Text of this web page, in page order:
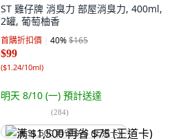
ST 雞仔牌 消臭力 部屋消臭力, 400ml,
2罐, 葡萄柚香
首購折扣價 40%$165
$99
($1.24/10ml)
明天 8/10 (一) 預計送達
(284)
满 $1,500 再省 $75 (王道卡)